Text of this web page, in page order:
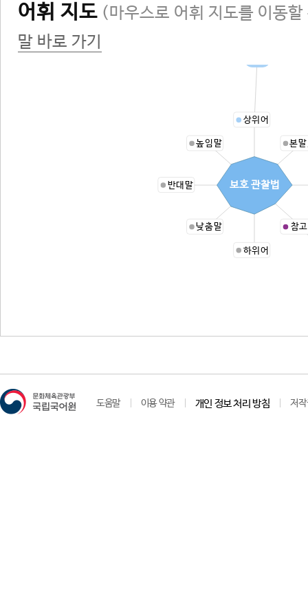
어휘 지도 (마우스로 어휘 지도를 이동
말 바로 가기
상위어
본
참
하위어
낮춤말
반대말
높임말
보호 관찰법
도움말 이용 약관 개인 정보 처리 방침 저